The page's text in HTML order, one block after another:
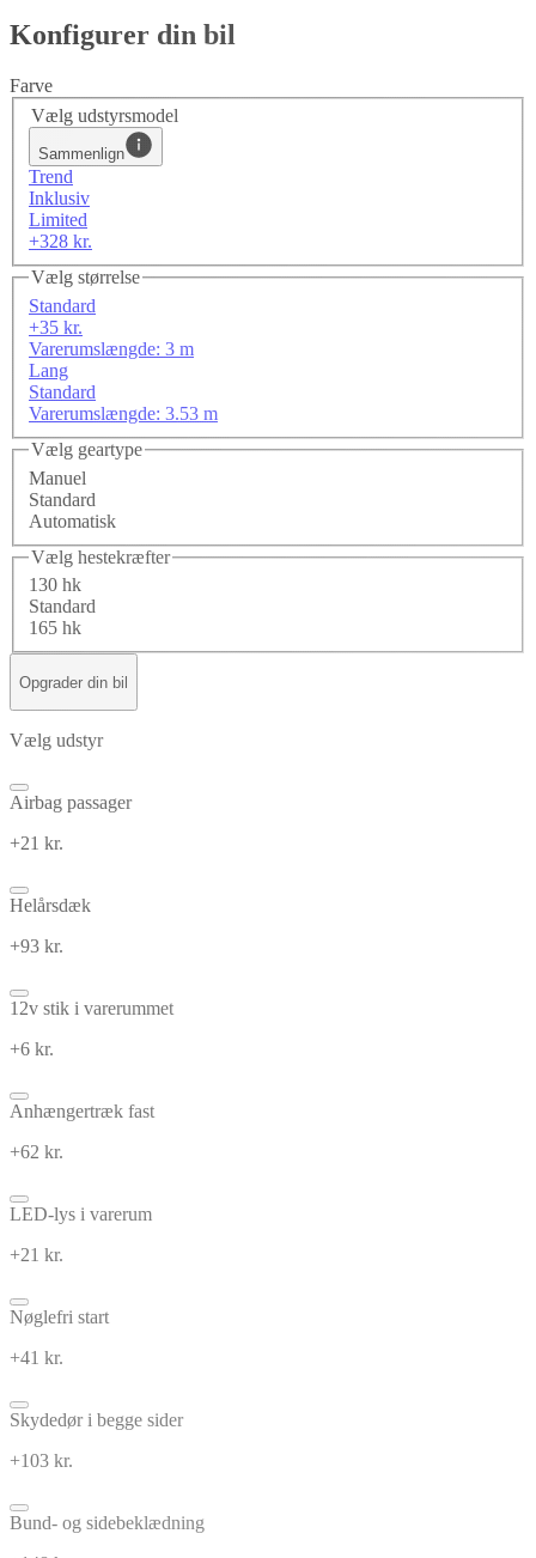
Konfigurer din bil
Farve
Vælg udstyrsmodel
Sammenlign
Trend
Inklusiv
Limited
+328 kr.
Vælg størrelse
Standard
+35 kr.
Varerumslængde: 3 m
Lang
Standard
Varerumslængde: 3.53 m
Vælg geartype
Manuel
Standard
Automatisk
Vælg hestekræfter
130 hk
Standard
165 hk
Opgrader din bil
Vælg udstyr
Airbag passager
+21 kr.
Helårsdæk
+93 kr.
12v stik i varerummet
+6 kr.
Anhængertræk fast
+62 kr.
LED-lys i varerum
+21 kr.
Nøglefri start
+41 kr.
Skydedør i begge sider
+103 kr.
Bund- og sidebeklædning